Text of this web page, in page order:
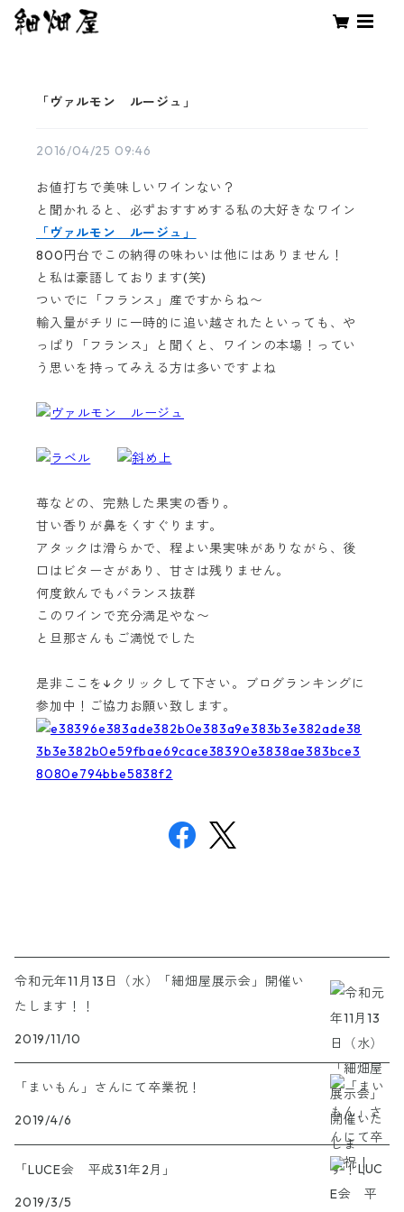
「ヴァルモン ルージュ」
2016/04/25 09:46
お値打ちで美味しいワインない？
と聞かれると、必ずおすすめする私の大好きなワイン
「ヴァルモン ルージュ」
800円台でこの納得の味わいは他にはありません！
と私は豪語しております(笑)
ついでに「フランス」産ですからね〜
輸入量がチリに一時的に追い越されたといっても、や
っぱり「フランス」と聞くと、ワインの本場！ってい
う思いを持ってみえる方は多いですよね
苺などの、完熟した果実の香り。
甘い香りが鼻をくすぐります。
アタックは滑らかで、程よい果実味がありながら、後
口はビターさがあり、甘さは残りません。
何度飲んでもバランス抜群
このワインで充分満足やな〜
と旦那さんもご満悦でした
是非ここを↓クリックして下さい。ブログランキングに
参加中！ご協力お願い致します。
令和元年11月13日（水）「細畑屋展示会」開催い
たします！！
2019/11/10
「まいもん」さんにて卒業祝！
2019/4/6
「LUCE会 平成31年2月」
2019/3/5